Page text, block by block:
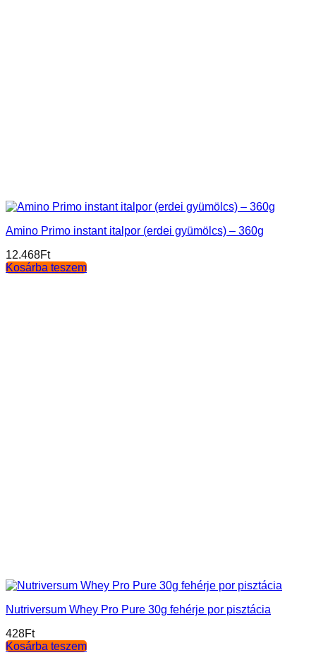
Amino Primo instant italpor (erdei gyümölcs) – 360g
12.468Ft
Kosárba teszem
Nutriversum Whey Pro Pure 30g fehérje por pisztácia
428Ft
Kosárba teszem